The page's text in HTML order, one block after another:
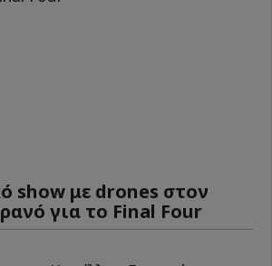
show με drones στον
για το Final Four